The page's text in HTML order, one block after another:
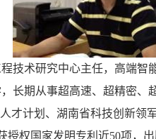
技术研究中心主任，高端
长期从事超高速、超精密
才计划、湖南省科技创新
权国家发明专利近50项，